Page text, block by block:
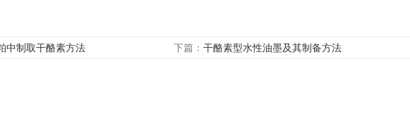
中制取干酪素方法 下篇： 干酪素型水性油墨及其制备方法